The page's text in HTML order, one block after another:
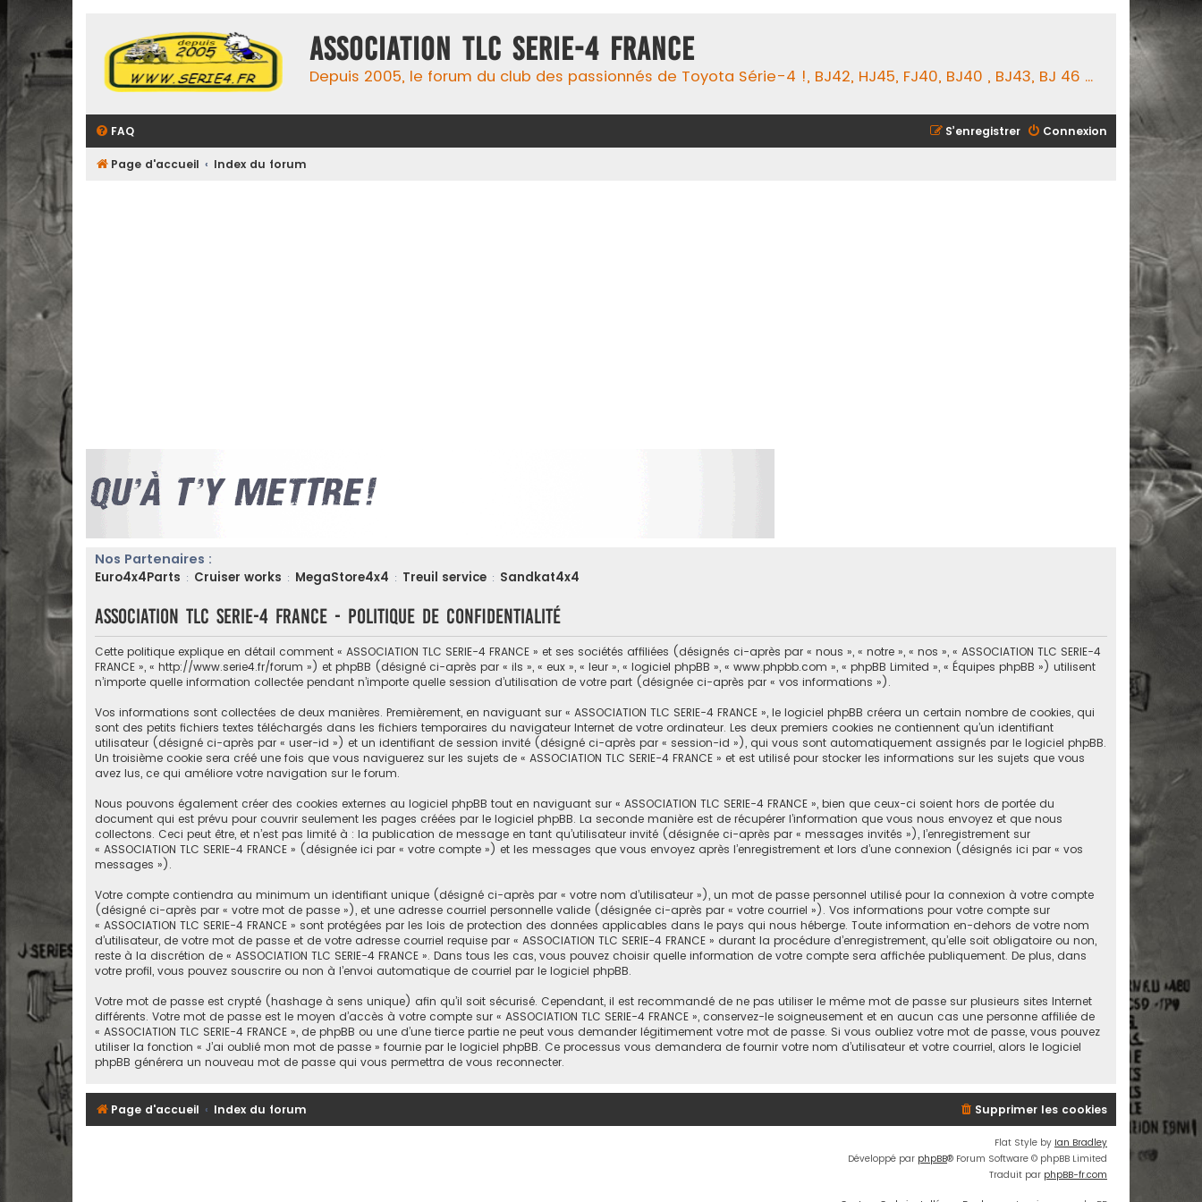
ASSOCIATION TLC SERIE-4 FRANCE
Depuis 2005, le forum du club des passionnés de Toyota Série-4 !, BJ42, HJ45, FJ40, BJ40 , BJ43, BJ 46 ...
FAQ Connexion
S’enregistrer
Page d'accueil Index du forum
Nos Partenaires :
Euro4x4Parts : Cruiser works : MegaStore4x4 : Treuil service : Sandkat4x4
ASSOCIATION TLC SERIE-4 FRANCE - Politique de confidentialité
Cette politique explique en détail comment « ASSOCIATION TLC SERIE-4 FRANCE » et ses sociétés affiliées (désignés ci-après par « nous », « notre », « nos », « ASSOCIATION TLC SERIE-4
FRANCE », « http://www.serie4.fr/forum ») et phpBB (désigné ci-après par « ils », « eux », « leur », « logiciel phpBB », « www.phpbb.com », « phpBB Limited », « Équipes phpBB ») utilisent
n’importe quelle information collectée pendant n’importe quelle session d’utilisation de votre part (désignée ci-après par « vos informations »).
Vos informations sont collectées de deux manières. Premièrement, en naviguant sur « ASSOCIATION TLC SERIE-4 FRANCE », le logiciel phpBB créera un certain nombre de cookies, qui
sont des petits fichiers textes téléchargés dans les fichiers temporaires du navigateur Internet de votre ordinateur. Les deux premiers cookies ne contiennent qu’un identifiant
utilisateur (désigné ci-après par « user-id ») et un identifiant de session invité (désigné ci-après par « session-id »), qui vous sont automatiquement assignés par le logiciel phpBB.
Un troisième cookie sera créé une fois que vous naviguerez sur les sujets de « ASSOCIATION TLC SERIE-4 FRANCE » et est utilisé pour stocker les informations sur les sujets que vous
avez lus, ce qui améliore votre navigation sur le forum.
Nous pouvons également créer des cookies externes au logiciel phpBB tout en naviguant sur « ASSOCIATION TLC SERIE-4 FRANCE », bien que ceux-ci soient hors de portée du
document qui est prévu pour couvrir seulement les pages créées par le logiciel phpBB. La seconde manière est de récupérer l’information que vous nous envoyez et que nous
collectons. Ceci peut être, et n’est pas limité à : la publication de message en tant qu’utilisateur invité (désignée ci-après par « messages invités »), l’enregistrement sur
« ASSOCIATION TLC SERIE-4 FRANCE » (désignée ici par « votre compte ») et les messages que vous envoyez après l’enregistrement et lors d’une connexion (désignés ici par « vos
messages »).
Votre compte contiendra au minimum un identifiant unique (désigné ci-après par « votre nom d’utilisateur »), un mot de passe personnel utilisé pour la connexion à votre compte
(désigné ci-après par « votre mot de passe »), et une adresse courriel personnelle valide (désignée ci-après par « votre courriel »). Vos informations pour votre compte sur
« ASSOCIATION TLC SERIE-4 FRANCE » sont protégées par les lois de protection des données applicables dans le pays qui nous héberge. Toute information en-dehors de votre nom
d’utilisateur, de votre mot de passe et de votre adresse courriel requise par « ASSOCIATION TLC SERIE-4 FRANCE » durant la procédure d’enregistrement, qu’elle soit obligatoire ou non,
reste à la discrétion de « ASSOCIATION TLC SERIE-4 FRANCE ». Dans tous les cas, vous pouvez choisir quelle information de votre compte sera affichée publiquement. De plus, dans
votre profil, vous pouvez souscrire ou non à l’envoi automatique de courriel par le logiciel phpBB.
Votre mot de passe est crypté (hashage à sens unique) afin qu’il soit sécurisé. Cependant, il est recommandé de ne pas utiliser le même mot de passe sur plusieurs sites Internet
différents. Votre mot de passe est le moyen d’accès à votre compte sur « ASSOCIATION TLC SERIE-4 FRANCE », conservez-le soigneusement et en aucun cas une personne affiliée de
« ASSOCIATION TLC SERIE-4 FRANCE », de phpBB ou une d’une tierce partie ne peut vous demander légitimement votre mot de passe. Si vous oubliez votre mot de passe, vous pouvez
utiliser la fonction « J’ai oublié mon mot de passe » fournie par le logiciel phpBB. Ce processus vous demandera de fournir votre nom d’utilisateur et votre courriel, alors le logiciel
phpBB générera un nouveau mot de passe qui vous permettra de vous reconnecter.
Page d'accueil Index du forum Supprimer les cookies
Flat Style by Ian Bradley
Développé par phpBB® Forum Software © phpBB Limited
Traduit par phpBB-fr.com